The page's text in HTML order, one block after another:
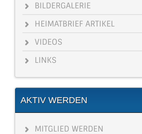
BILDERGALERIE
HEIMATBRIEF ARTIKEL
VIDEOS
LINKS
AKTIV WERDEN
MITGLIED WERDEN